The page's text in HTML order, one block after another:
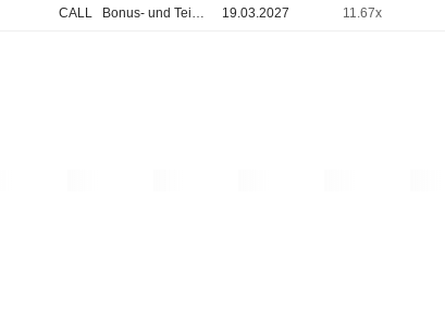
CALL Bonus- und Teilschutz-Zertifikate 19.03.2027 11.67x